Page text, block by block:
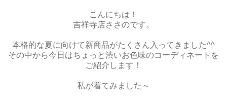
こんにちは！
吉祥寺店ささのです。
本格的な夏に向けて新商品がたくさん入ってきました^^
その中から今日はちょっと渋いお色味のコーディネートを
ご紹介します！
私が着てみました～